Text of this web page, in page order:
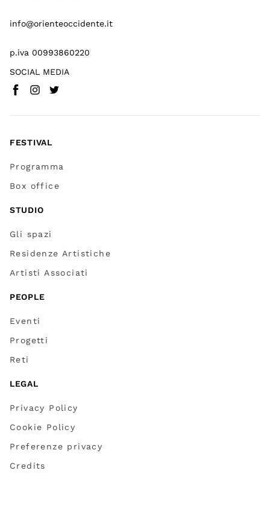
info@orienteoccidente.it
p.iva 00993860220
SOCIAL MEDIA
Facebook(
Instagram
Twitter
FESTIVAL
Programma
Box office
STUDIO
Gli spazi
Residenze Artistiche
Artisti Associati
PEOPLE
Eventi
Progetti
Reti
LEGAL
Privacy Policy
Cookie Policy
Preferenze privacy
Credits